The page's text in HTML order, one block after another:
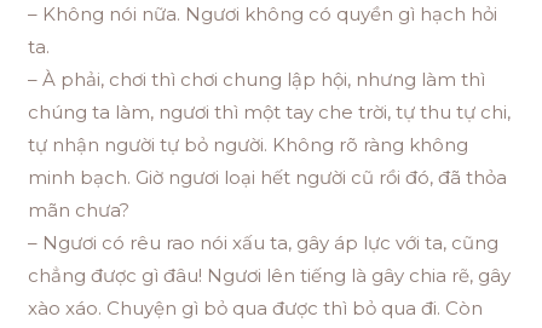
– Không nói nữa. Ngươi không có quyền gì hạch hỏi
ta.
– À phải, chơi thì chơi chung lập hội, nhưng làm thì
chúng ta làm, ngươi thì một tay che trời, tự thu tự chi,
tự nhận người tự bỏ người. Không rõ ràng không
minh bạch. Giờ ngươi loại hết người cũ rồi đó, đã thỏa
mãn chưa?
– Ngươi có rêu rao nói xấu ta, gây áp lực với ta, cũng
chẳng được gì đâu! Ngươi lên tiếng là gây chia rẽ, gây
xào xáo. Chuyện gì bỏ qua được thì bỏ qua đi. Còn